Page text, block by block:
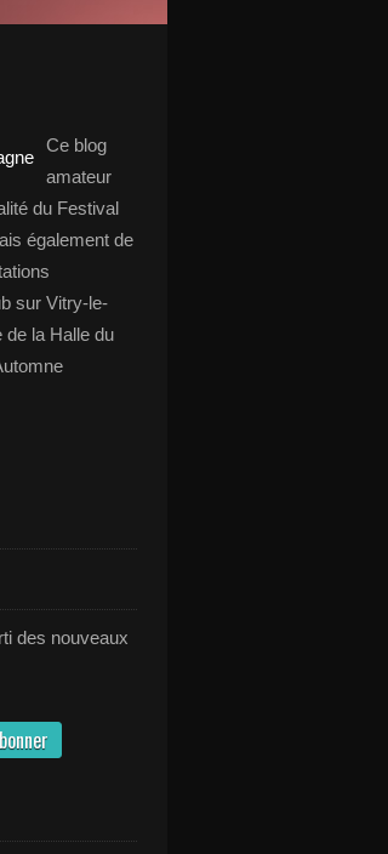
Ce blog
amateur
du Festival
également de
sur Vitry-le-
la Halle du
des nouveaux